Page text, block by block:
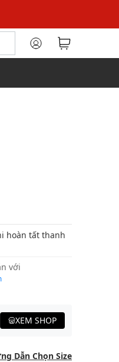
hoàn tất thanh
với
XEM SHOP
Dẫn Chọn Size